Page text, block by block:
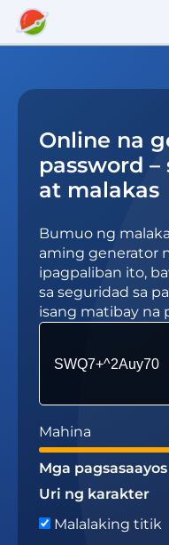
Online na
password
at malakas
Bumuo ng
aming generator
ipagpaliban ito,
sa seguridad sa
isang matibay na
Mahina
Mga pagsasaayos
Uri ng karakter
Malalaking titik